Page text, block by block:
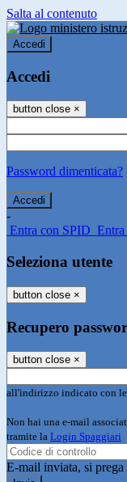
Salta al contenuto
Accedi
Accedi
button close ×
Password dimenticata?
-
Entra con SPID
Seleziona utente
button close ×
Recupero
button close ×
all'indirizzo indicato con
Non hai una e-mail
tramite la Login Spaggiari
E-mail inviata, si